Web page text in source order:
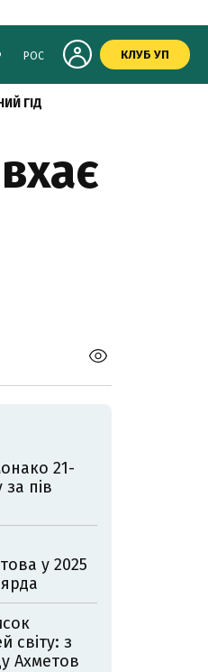
РОС КЛУБ УП
ГІД
21-
пів
у 2025
світу: з
Ахметов